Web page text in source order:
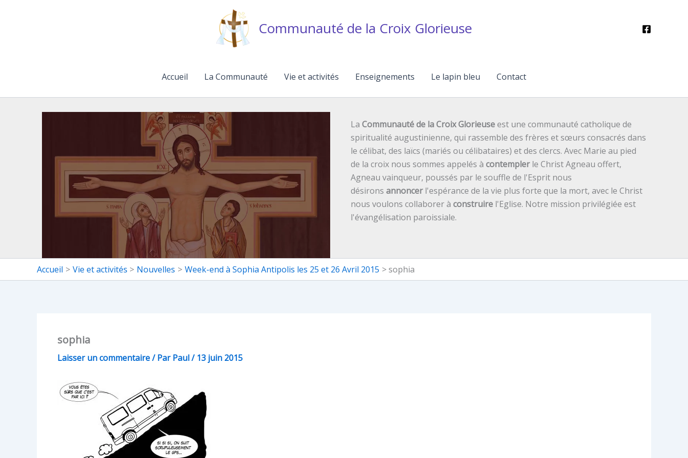
Communauté de la Croix Glorieuse
Accueil La Communauté Vie et activités Enseignements Le lapin bleu Contact
La Communauté de la Croix Glorieuseest une communauté catholique de
spiritualité augustinienne, qui rassemble des frères et sœurs consacrés dans
le célibat, des laïcs (mariés ou célibataires) et des clercs. Avec Marie au pied
de la croix nous sommes appelés à contemplerle Christ Agneau offert,
Agneau vainqueur, poussés par le souffle de l'Esprit nous
désirons annoncerl'espérance de la vie plus forte que la mort, avec le Christ
nous voulons collaborer à construirel'Eglise. Notre mission privilégiée est
l'évangélisation paroissiale.
Accueil Vie et activités Nouvelles Week-end à Sophia Antipolis les 25 et 26 Avril 2015 sophia
sophia
Laisser un commentaire/ ParPaul/13 juin 2015